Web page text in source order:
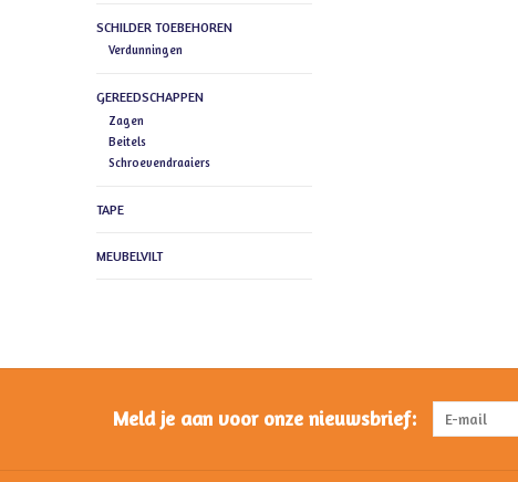
SCHILDER TOEBEHOREN
Verdunningen
GEREEDSCHAPPEN
Zagen
Beitels
Schroevendraaiers
TAPE
MEUBELVILT
Meld je aan voor onze nieuwsbrief: